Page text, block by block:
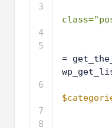
3
4
5
6
7
8
=